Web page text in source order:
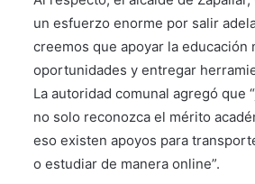
un esfuerzo enorme por salir
creemos que apoyar la
oportunidades y entregar
La autoridad comunal agregó
no solo reconozca el mérito
eso existen apoyos para
o estudiar de manera online”.